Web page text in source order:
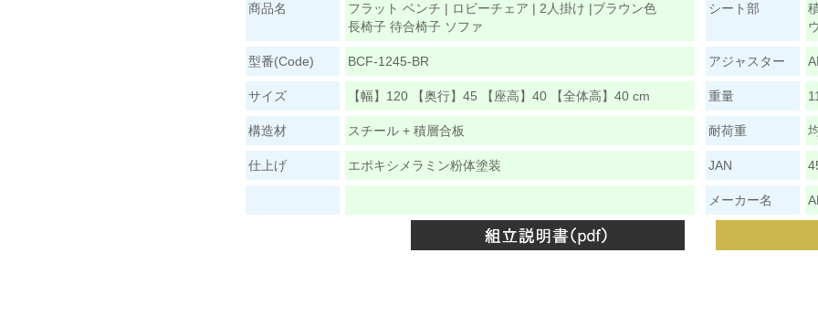
商品名
フラット ベンチ | ロビーチェア | 2人掛け |ブラウン色
長椅子 待合椅子 ソファ
シート部
型番(Code) BCF-1245-BR アジャスター
サイズ 【幅】120 【奥行】45 【座高】40 【全体高】40 cm 重量
構造材 スチール + 積層合板 耐荷重
仕上げ エポキシメラミン粉体塗装 JAN
メーカー名